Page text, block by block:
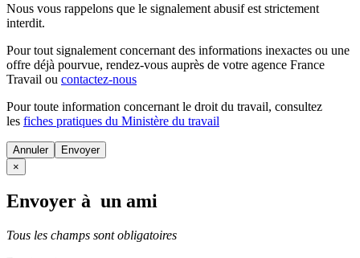
Nous vous rappelons que le signalement abusif est strictement
interdit.
Pour tout signalement concernant des informations inexactes ou une
offre déjà pourvue, rendez-vous auprès de votre agence France
Travail ou contactez-nous
Pour toute information concernant le droit du travail, consultez
les fiches pratiques du Ministère du travail
Annuler
×
Envoyer à un ami
Tous les champs sont obligatoires